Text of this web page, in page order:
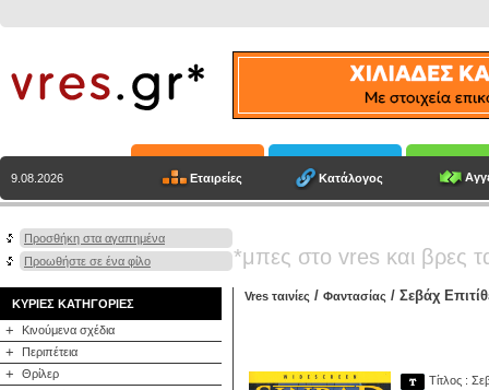
9.08.2026 Εταιρείες Κατάλογος
Προσθήκη στα αγαπημένα
Προωθήστε σε ένα φίλο
*μπες στο vres και βρες
ΚΥΡΙΕΣ ΚΑΤΗΓΟΡΙΕΣ
+ Κινούμενα σχέδια
+ Περιπέτεια
+ Θρίλερ
Vres ταινίες / Φαντασίας / Σεβάχ
Τίτλος :